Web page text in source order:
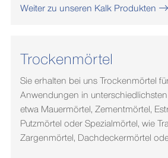
Weiter zu unseren Kalk Produkten
Trockenmörtel
Sie erhalten bei uns Trockenmörtel
Anwendungen in
etwa Mauermörtel, Zementmörtel,
Putzmörtel oder Spezialmörtel, wie
Zargenmörtel, Dachdeckermörtel